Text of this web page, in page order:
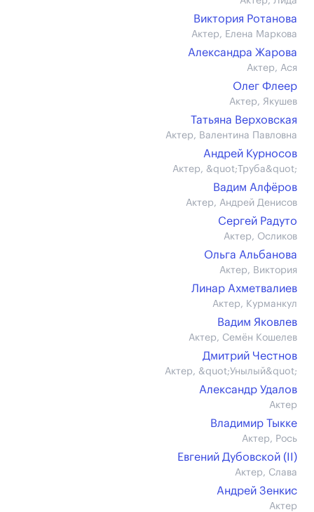
Виктория Ротанова
Актер, Елена Маркова
Александра Жарова
Актер, Ася
Олег Флеер
Актер, Якушев
Татьяна Верховская
Актер, Валентина Павловна
Андрей Курносов
Актер, &quot;Труба&quot;
Вадим Алфёров
Актер, Андрей Денисов
Сергей Радуто
Актер, Осликов
Ольга Альбанова
Актер, Виктория
Линар Ахметвалиев
Актер, Курманкул
Вадим Яковлев
Актер, Семён Кошелев
Дмитрий Честнов
Актер, &quot;Унылый&quot;
Александр Удалов
Актер
Владимир Тыкке
Актер, Рось
Евгений Дубовской (II)
Актер, Слава
Андрей Зенкис
Актер